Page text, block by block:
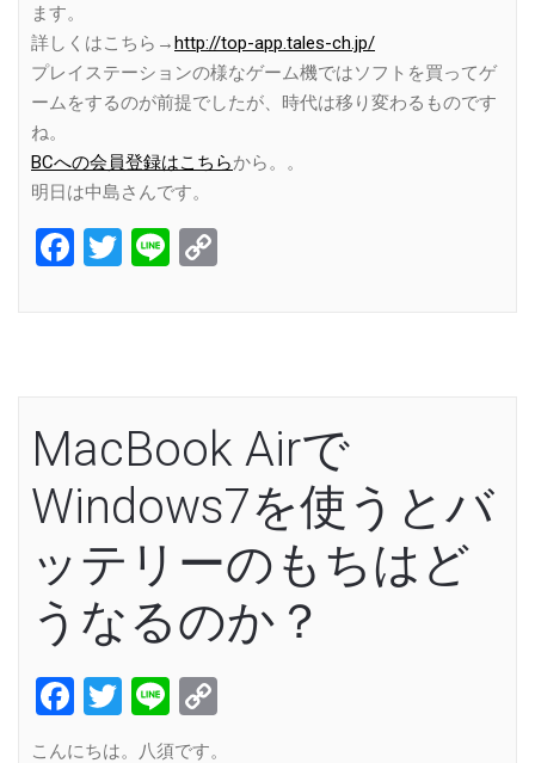
ます。
詳しくはこちら→http://top-app.tales-ch.jp/
プレイステーションの様なゲーム機ではソフトを買ってゲ
ームをするのが前提でしたが、時代は移り変わるものです
ね。
BCへの会員登録はこちらから。。
明日は中島さんです。
Facebook
Twitter
Line
MacBook Airで
Windows7を使うとバ
ッテリーのもちはど
うなるのか？
Facebook
Twitter
Line
こんにちは。八須です。